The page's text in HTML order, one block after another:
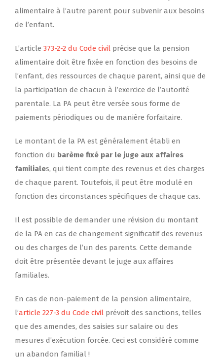
alimentaire à l’autre parent pour subvenir aux besoins
de l’enfant.
L’article 373-2-2 du Code civil précise que la pension
alimentaire doit être fixée en fonction des besoins de
l’enfant, des ressources de chaque parent, ainsi que de
la participation de chacun à l’exercice de l’autorité
parentale. La PA peut être versée sous forme de
paiements périodiques ou de manière forfaitaire.
Le montant de la PA est généralement établi en
fonction du barème fixé par le juge aux affaires
familiales, qui tient compte des revenus et des charges
de chaque parent. Toutefois, il peut être modulé en
fonction des circonstances spécifiques de chaque cas.
Il est possible de demander une révision du montant
de la PA en cas de changement significatif des revenus
ou des charges de l’un des parents. Cette demande
doit être présentée devant le juge aux affaires
familiales.
En cas de non-paiement de la pension alimentaire,
l’article 227-3 du Code civil prévoit des sanctions, telles
que des amendes, des saisies sur salaire ou des
mesures d’exécution forcée. Ceci est considéré comme
un abandon familial !